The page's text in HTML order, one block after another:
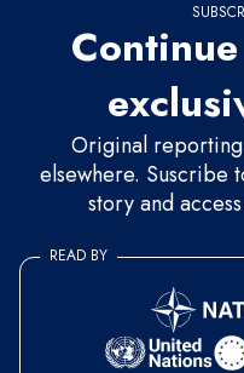
Original reporting
elsewhere. Suscribe
story and
READ BY